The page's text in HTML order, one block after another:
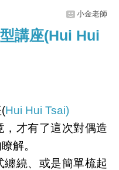
小金老師
講座(Hui Hui
Hui Hui Tsai)
，才有了這次對偶造
解。
繞、或是簡單梳起